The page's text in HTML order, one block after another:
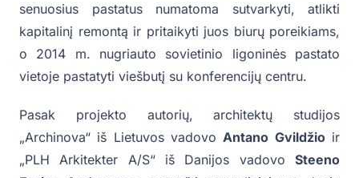
senuosius pastatus numatoma sutvarkyti, atlikti
kapitalinį remontą ir pritaikyti juos biurų poreikiams,
o 2014 m. nugriauto sovietinio ligoninės pastato
vietoje pastatyti viešbutį su konferencijų centru.
Pasak projekto autorių, architektų studijos
„Archinova“ iš Lietuvos vadovoAntano Gvildžioir
„PLH Arkitekter A/S“ iš Danijos vadovo Steeno